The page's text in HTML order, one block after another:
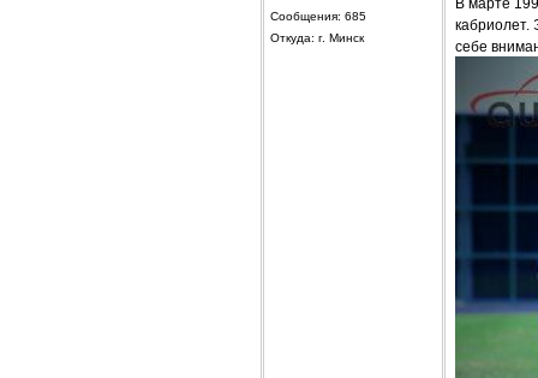
Сообщения: 685
Откуда: г. Минск
В марте
кабриолет.
себе